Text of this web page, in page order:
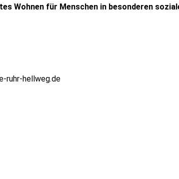
Wohnen für Menschen in besonderen
ruhr-hellweg.de